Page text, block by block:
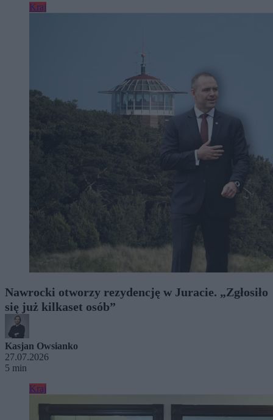
Kraj
Nawrocki otworzy rezydencję w Juracie. „Zgłosiło
się już kilkaset osób”
Kasjan Owsianko
27.07.2026
5 min
Kraj